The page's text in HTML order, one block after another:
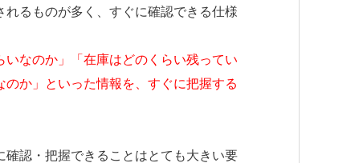
るものが多く、すぐに確認できる仕様
いなのか」「在庫はどのくらい残ってい
か」といった情報を、すぐに把握する
認・把握できることはとても大きい要